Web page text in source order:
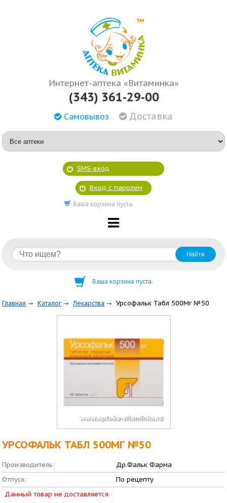
Интернет-аптека «Витаминка»
(343) 361-29-00
Самовывоз Доставка
SMS-вход
Вход с паролем
Ваша корзина пуста.
Ваша корзина пуста.
Главная Каталог Лекарства Урсофальк Табл 500Мг №50
УРСОФАЛЬК ТАБЛ 500МГ №50
Производитель:
Др.Фальк Фарма
Отпуск:
По рецепту
Данный товар не доставляется